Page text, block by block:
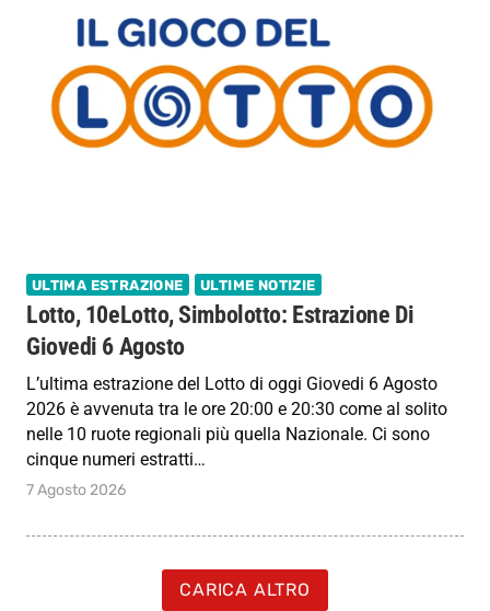
ULTIMA ESTRAZIONE ULTIME NOTIZIE
Lotto, 10eLotto, Simbolotto: Estrazione Di
Giovedi 6 Agosto
L’ultima estrazione del Lotto di oggi Giovedi 6 Agosto
2026 è avvenuta tra le ore 20:00 e 20:30 come al solito
nelle 10 ruote regionali più quella Nazionale. Ci sono
cinque numeri estratti…
7 Agosto 2026
CARICA ALTRO